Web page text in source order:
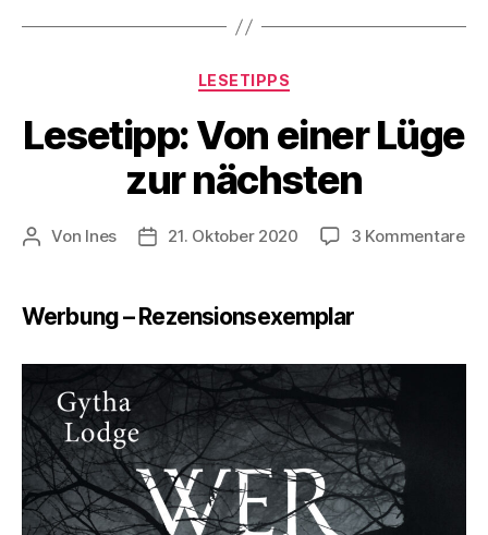
Kategorien
LESETIPPS
Lesetipp: Von einer Lüge
zur nächsten
Beitragsautor
Von Ines Veröffentlichungsdatum
21. Oktober 2020 3 Kommentarezu
Werbung – Rezensionsexemplar